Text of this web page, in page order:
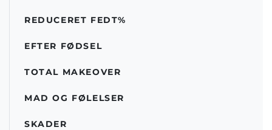
REDUCERET FEDT%
EFTER FØDSEL
TOTAL MAKEOVER
MAD OG FØLELSER
SKADER